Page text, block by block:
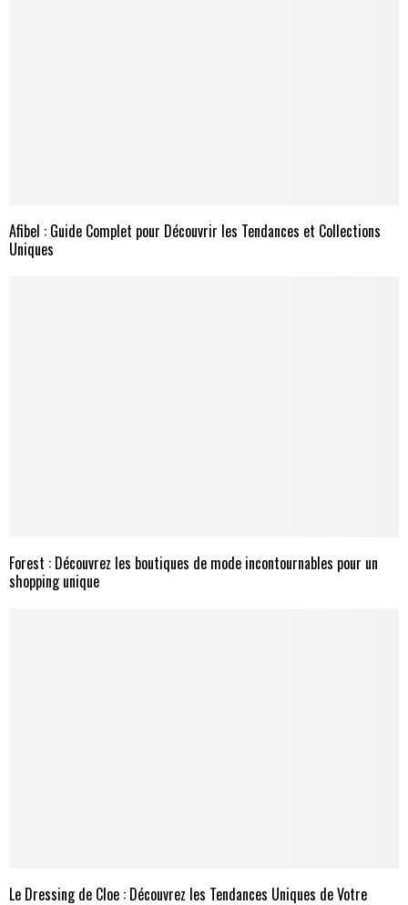
Afibel : Guide Complet pour Découvrir les Tendances et Collections
Uniques
Forest : Découvrez les boutiques de mode incontournables pour un
shopping unique
Le Dressing de Cloe : Découvrez les Tendances Uniques de Votre